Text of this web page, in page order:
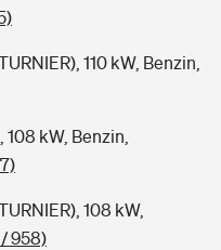
110 kW, Benzin,
108 kW, Benzin,
108 kW,
958)